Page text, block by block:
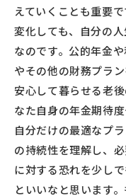
えていくことも重要
変化しても、自分の
なのです。公的年金
やその他の財務プラ
安心して暮らせる老
なた自身の年金期待
自分だけの最適なプ
の持続性を理解し、
に対する恐れを少し
といいなと思います